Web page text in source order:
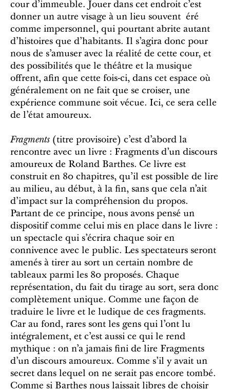
cour d’immeuble. Jouer dans cet endroit c’est
donner un autre visage à un lieu souvent éré
comme impersonnel, qui pourtant abrite autant
d'histoires que d’habitants. Il s’agira donc pour
nous de s’amuser avec la réalité de cette cour, et
des possibilités que le théâtre et la musique
offrent, afin que cette fois-ci, dans cet espace où
généralement on ne fait que se croiser, une
expérience commune soit vécue. Ici, ce sera celle
de l’état amoureux.
Fragments (titre provisoire) c’est d’abord la
rencontre avec un livre : Fragments d’un discours
amoureux de Roland Barthes. Ce livre est
construit en 80 chapitres, qu’il est possible de lire
au milieu, au début, à la fin, sans que cela n’ait
d’impact sur la compréhension du propos.
Partant de ce principe, nous avons pensé un
dispositif comme celui mis en place dans le livre :
un spectacle qui s’écrira chaque soir en
connivence avec le public. Les spectateurs seront
amenés à tirer au sort un certain nombre de
tableaux parmi les 80 proposés. Chaque
représentation, du fait du tirage au sort, sera donc
complètement unique. Comme une façon de
traduire le livre et le ludique de ces fragments.
Car au fond, rares sont les gens qui l’ont lu
intégralement, et c’est aussi ce qui le rend
mythique : on n’a jamais fini de lire Fragments
d’un discours amoureux. Comme s’il y avait un
secret dans lequel on ne serait pas encore tombé.
Comme si Barthes nous laissait libres de choisir